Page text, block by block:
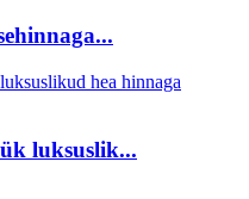
luksuslik...